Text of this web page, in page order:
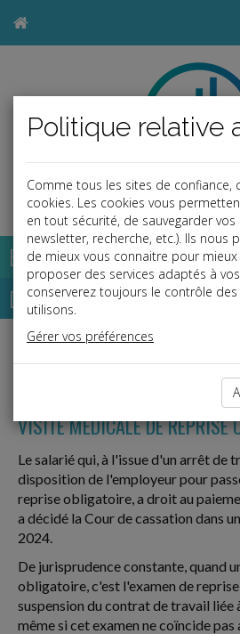
Base documentaire
Dépêches
VISITE MÉDICALE DE REPRISE
Le salarié qui, à l'issue d'un arrêt de
disposition de l'employeur pour
reprise obligatoire, a droit au
a décidé la Cour de cassation dans
2024.
De jurisprudence constante, quand
obligatoire, c'est l'examen de
suspension du contrat de travail liée
même si cet examen ne coïncide
Comme tous les sites de confiance,
cookies. Les cookies vous
en tout sécurité, de sauvegarder vos
newsletter, recherche, etc.). Ils nous
de mieux vous connaitre pour mieux
proposer des services adaptés à
conserverez toujours le contrôle
utilisons.
Gérer vos préférences